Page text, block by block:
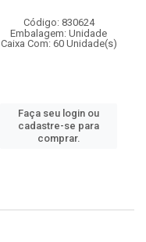
Código: 830624
Embalagem: Unidade
Caixa Com: 60 Unidade(s)
Faça seu login ou
cadastre-se para
comprar.